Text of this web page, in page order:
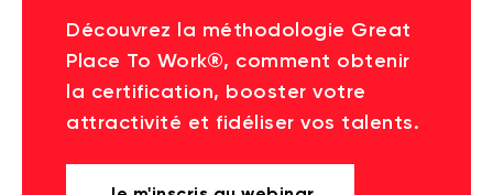
Découvrez la méthodologie Great
Place To Work®, comment obtenir
la certification, booster votre
attractivité et fidéliser vos talents.